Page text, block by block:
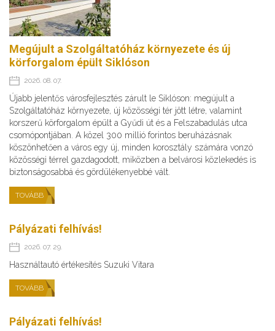
Megújult a Szolgáltatóház környezete és új
körforgalom épült Siklóson
2026. 08. 07.
Újabb jelentős városfejlesztés zárult le Siklóson: megújult a
Szolgáltatóház környezete, új közösségi tér jött létre, valamint
korszerű körforgalom épült a Gyűdi út és a Felszabadulás utca
csomópontjában. A közel 300 millió forintos beruházásnak
köszönhetően a város egy új, minden korosztály számára vonzó
közösségi térrel gazdagodott, miközben a belvárosi közlekedés is
biztonságosabbá és gördülékenyebbé vált.
TOVÁBB
Pályázati felhívás!
2026. 07. 29.
Használtautó értékesítés Suzuki Vitara
TOVÁBB
Pályázati felhívás!